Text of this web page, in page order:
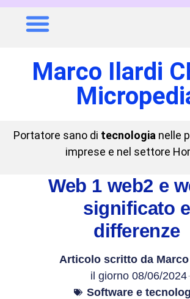
Marco Ilardi
Portatore sano di tecnologia nelle
imprese e nel settore
Web 1 web2 e
significato e
differenze
Articolo scritto da
il giorno 08/06/2024
Software e